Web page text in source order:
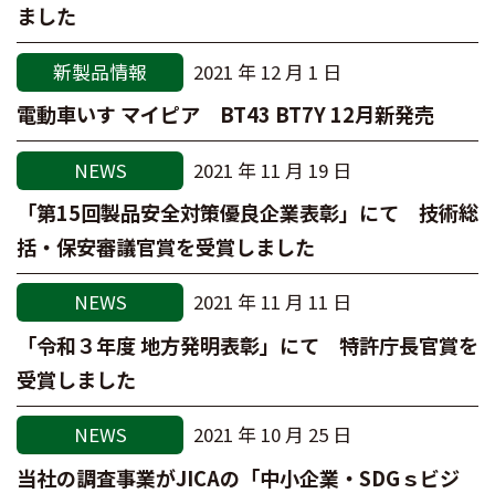
ました
新製品情報 2021 年 12 月 1 日
電動車いす マイピア BT43 BT7Y 12月新発売
NEWS 2021 年 11 月 19 日
「第15回製品安全対策優良企業表彰」にて 技術総
括・保安審議官賞を受賞しました
NEWS 2021 年 11 月 11 日
「令和３年度 地方発明表彰」にて 特許庁長官賞を
受賞しました
NEWS 2021 年 10 月 25 日
当社の調査事業がJICAの「中小企業・SDGｓビジ